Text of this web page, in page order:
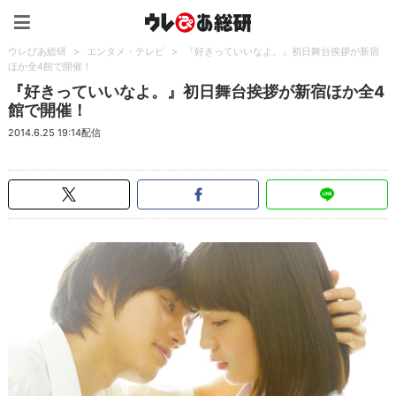
ウレぴあ総研 > エンタメ・テレビ >
『好きっていいなよ。』初日舞台挨拶が新宿
ほか全4館で開催！
『好きっていいなよ。』初日舞台挨拶が新宿ほか全4
館で開催！
2014.6.25 19:14配信